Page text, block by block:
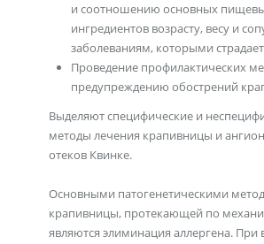
и соотношению основных
ингредиентов возрасту, весу и
заболеваниям, которыми
Проведение профилактических
предупреждению обострений
Выделяют специфические и
методы лечения крапивницы и
отеков Квинке.
Основными патогенетическими
крапивницы, протекающей по
являются элиминация аллергена. При